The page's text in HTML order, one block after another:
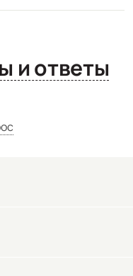
Вопросы и ответы